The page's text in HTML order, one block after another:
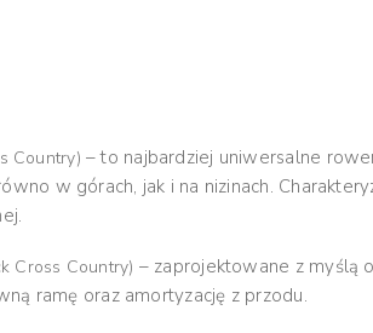
Country) – to najbardziej uniwersalne
w górach, jak i na nizinach.
Cross Country) – zaprojektowane z myślą
ramę oraz amortyzację z przodu.